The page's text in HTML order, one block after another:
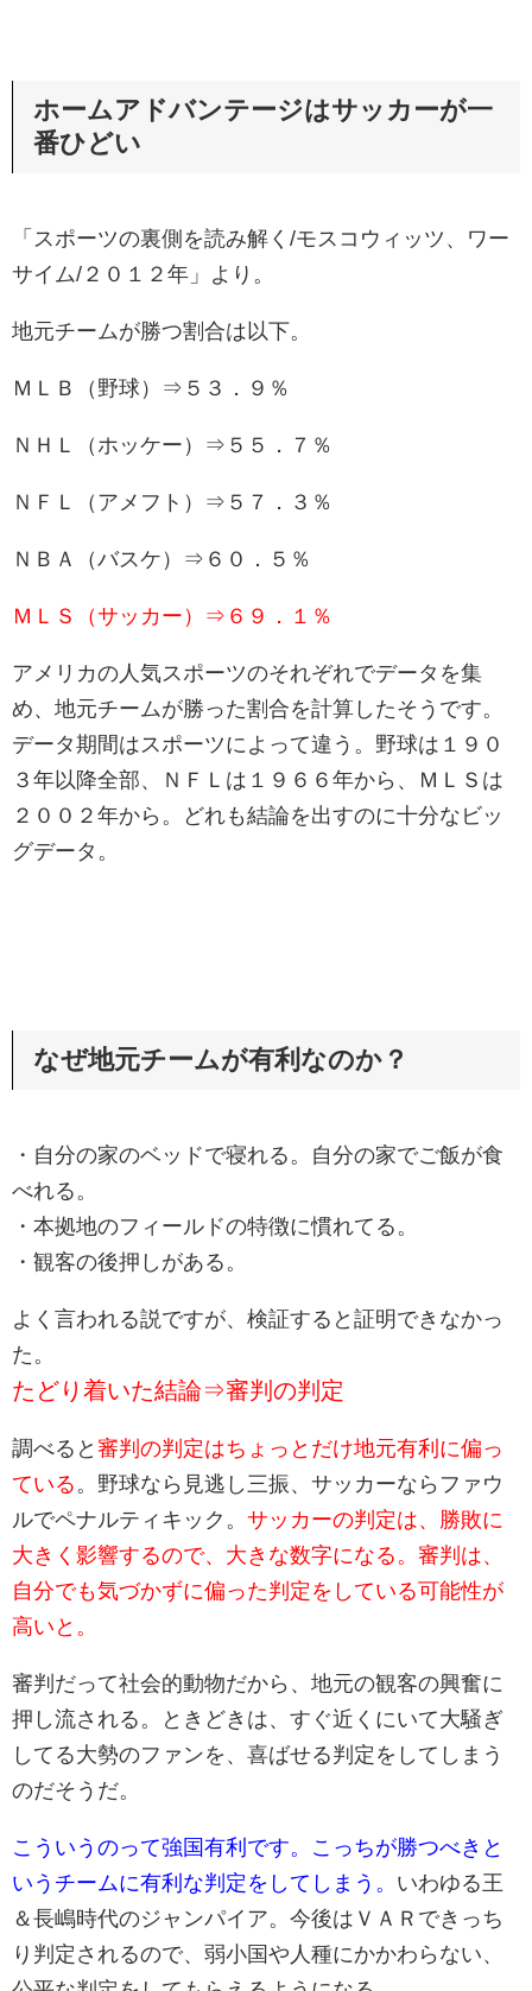
ホームアドバンテージはサッカーが一
番ひどい
「スポーツの裏側を読み解く/モスコウィッツ、ワー
サイム/２０１２年」より。
地元チームが勝つ割合は以下。
ＭＬＢ（野球）⇒５３．９％
ＮＨＬ（ホッケー）⇒５５．７％
ＮＦＬ（アメフト）⇒５７．３％
ＮＢＡ（バスケ）⇒６０．５％
ＭＬＳ（サッカー）⇒６９．１％
アメリカの人気スポーツのそれぞれでデータを集
め、地元チームが勝った割合を計算したそうです。
データ期間はスポーツによって違う。野球は１９０
３年以降全部、ＮＦＬは１９６６年から、ＭＬＳは
２００２年から。どれも結論を出すのに十分なビッ
グデータ。
なぜ地元チームが有利なのか？
・自分の家のベッドで寝れる。自分の家でご飯が食
べれる。
・本拠地のフィールドの特徴に慣れてる。
・観客の後押しがある。
よく言われる説ですが、検証すると証明できなかっ
た。
たどり着いた結論⇒審判の判定
調べると 審判の判定はちょっとだけ地元有利に偏っ
ている 。野球なら見逃し三振、サッカーならファウ
ルでペナルティキック。 サッカーの判定は、勝敗に
大きく影響するので、大きな数字になる。審判は、
自分でも気づかずに偏った判定をしている可能性が
高いと。
審判だって社会的動物だから、地元の観客の興奮に
押し流される。ときどきは、すぐ近くにいて大騒ぎ
してる大勢のファンを、喜ばせる判定をしてしまう
のだそうだ。
こういうのって強国有利です。こっちが勝つべきと
いうチームに有利な判定をしてしまう。 いわゆる王
＆長嶋時代のジャンパイア。今後はＶＡＲできっち
り判定されるので、弱小国や人種にかかわらない、